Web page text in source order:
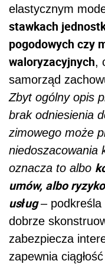
elastycznym
stawkach
pogodowych czy
waloryzacyjnych,
samorząd
Zbyt ogólny opis
brak odniesienia
zimowego może
niedoszacowania
oznacza to albo
umów, albo
usług –
dobrze
zabezpiecza
zapewnia